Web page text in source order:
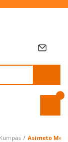
Asimeto